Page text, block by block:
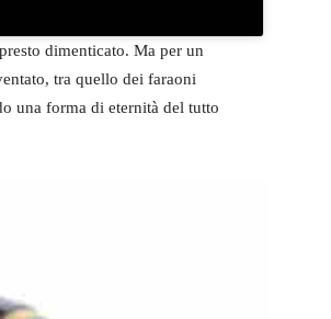
dimenticato. Ma per un
tra quello dei faraoni
una forma di eternità del tutto